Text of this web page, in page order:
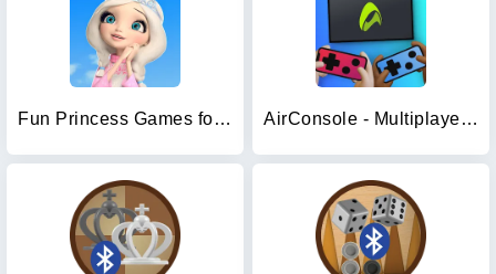
Fun Princess Games for Girls! AirConsole - Multiplayer Games